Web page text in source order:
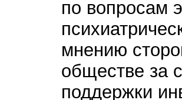
по вопросам
мнению
обществе за
поддержки